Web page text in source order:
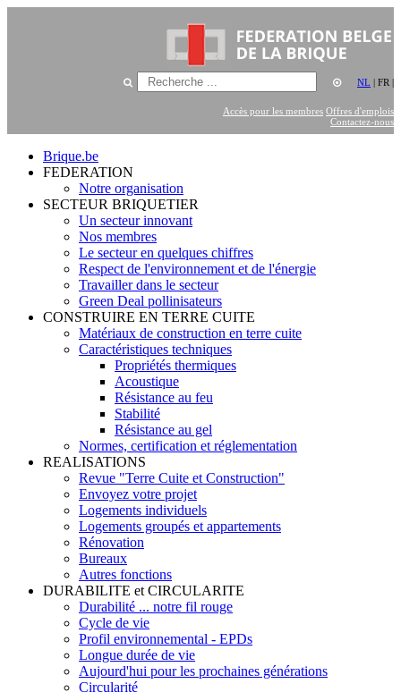
NL | FR |
Accès pour les membres Offres d'emplois
Contactez-nous
Brique.be
FEDERATION
Notre organisation
SECTEUR BRIQUETIER
Un secteur innovant
Nos membres
Le secteur en quelques chiffres
Respect de l'environnement et de l'énergie
Travailler dans le secteur
Green Deal pollinisateurs
CONSTRUIRE EN TERRE CUITE
Matériaux de construction en terre cuite
Caractéristiques techniques
Propriétés thermiques
Acoustique
Résistance au feu
Stabilité
Résistance au gel
Normes, certification et réglementation
REALISATIONS
Revue "Terre Cuite et Construction"
Envoyez votre projet
Logements individuels
Logements groupés et appartements
Rénovation
Bureaux
Autres fonctions
DURABILITE et CIRCULARITE
Durabilité ... notre fil rouge
Cycle de vie
Profil environnemental - EPDs
Longue durée de vie
Aujourd'hui pour les prochaines générations
Circularité